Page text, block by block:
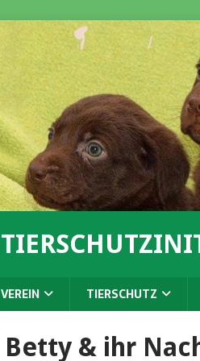
VEREIN TIERSCHUTZ
Betty & ihr